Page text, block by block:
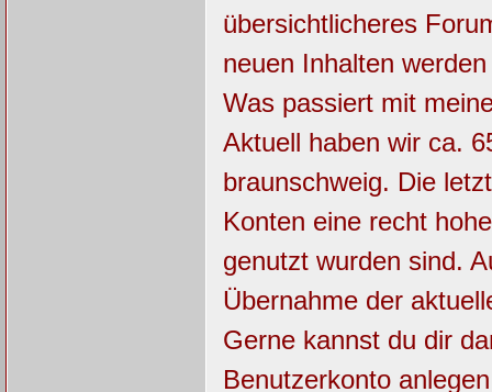
übersichtlicheres
neuen Inhalten
Was passiert mit
Aktuell haben wir ca.
braunschweig. Die
Konten eine recht
genutzt wurden sind.
Übernahme der
Gerne kannst du dir
Benutzerkonto